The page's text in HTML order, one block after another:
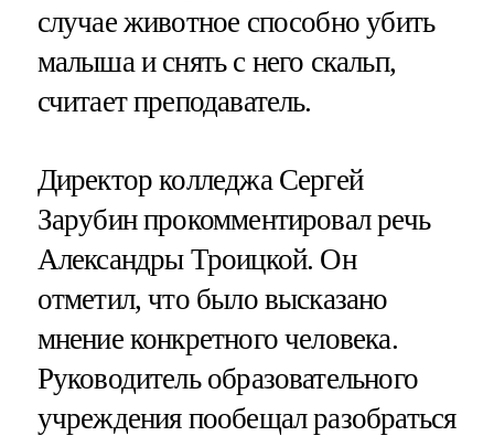
случае животное способно убить
малыша и снять с него скальп,
считает преподаватель.
Директор колледжа Сергей
Зарубин прокомментировал речь
Александры Троицкой. Он
отметил, что было высказано
мнение конкретного человека.
Руководитель образовательного
учреждения пообещал разобраться